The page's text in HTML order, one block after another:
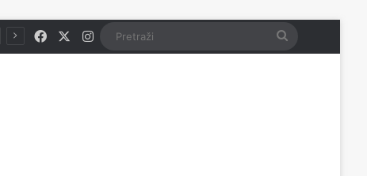
FacebookInstagram Pretraži